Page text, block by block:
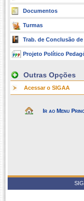
Documentos
Turmas
Trab. de Conclusão
Projeto Político
Outras Opções
Acessar o SIGAA
Ir ao Menu